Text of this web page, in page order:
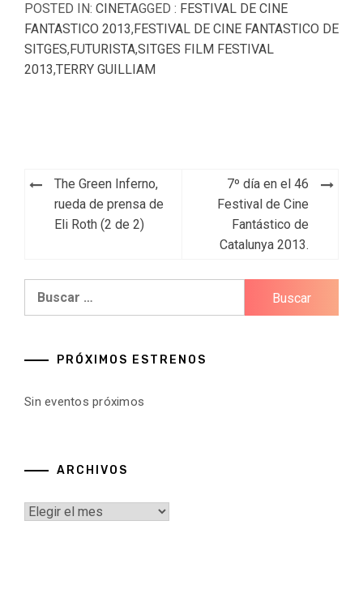
POSTED IN: CINETAGGED : FESTIVAL DE CINE
FANTASTICO 2013,FESTIVAL DE CINE FANTASTICO DE
SITGES,FUTURISTA,SITGES FILM FESTIVAL
2013,TERRY GUILLIAM
Navegación
entradas
The Green Inferno,
rueda de prensa de
Eli Roth (2 de 2)
7º día en el 46
Festival de Cine
Fantástico de
Catalunya 2013.
PRÓXIMOS ESTRENOS
Sin eventos próximos
ARCHIVOS
Archivos